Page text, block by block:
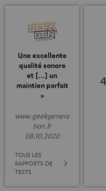
Une excellente
qualité sonore
et […] un
maintien parfait
»
www.geekgenera
tion.fr
08.10.2020
TOUS LES
RAPPORTS DE
TESTS